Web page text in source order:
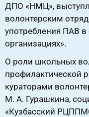
ДПО «НМЦ»,
волонтерским
употребления ПАВ
организациях».
О роли школьных
профилактической
кураторами
М. А. Гурашкина,
«Кузбасский